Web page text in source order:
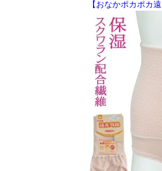
【おなかポカポカ